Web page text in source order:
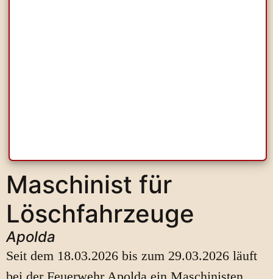
Maschinist für
Löschfahrzeuge
Apolda
Seit dem 18.03.2026 bis zum 29.03.2026 läuft